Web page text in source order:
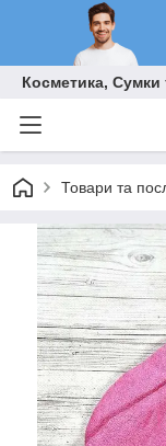
Косметика, Сумки
Товари та